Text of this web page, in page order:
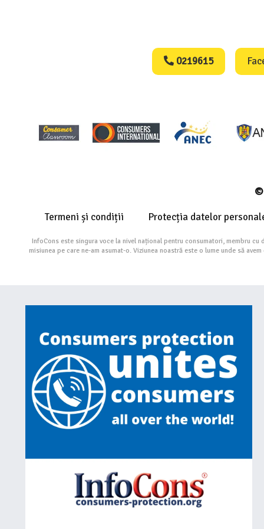
0219615
©
Termeni și condiții Protecția datelor
InfoCons este singura voce la nivel național pentru consumatori, membru
misiunea pe care ne-am asumat-o. Viziunea noastră este o lume unde să